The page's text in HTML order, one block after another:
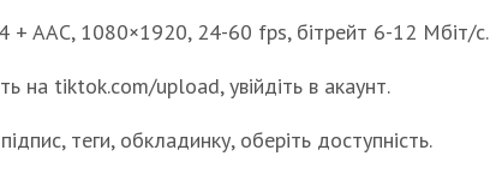
+ AAC, 1080×1920, 24-60 fps, бітрейт 6-12 Мбіт/с.
на tiktok.com/upload, увійдіть в акаунт.
теги, обкладинку, оберіть доступність.